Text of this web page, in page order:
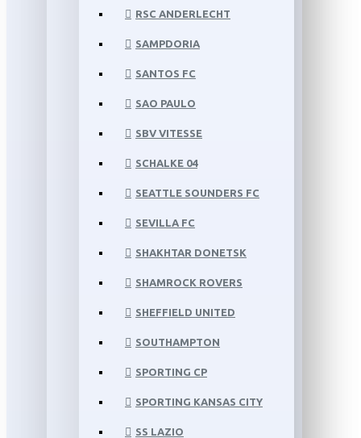
RSC ANDERLECHT
SAMPDORIA
SANTOS FC
SAO PAULO
SBV VITESSE
SCHALKE 04
SEATTLE SOUNDERS FC
SEVILLA FC
SHAKHTAR DONETSK
SHAMROCK ROVERS
SHEFFIELD UNITED
SOUTHAMPTON
SPORTING CP
SPORTING KANSAS CITY
SS LAZIO